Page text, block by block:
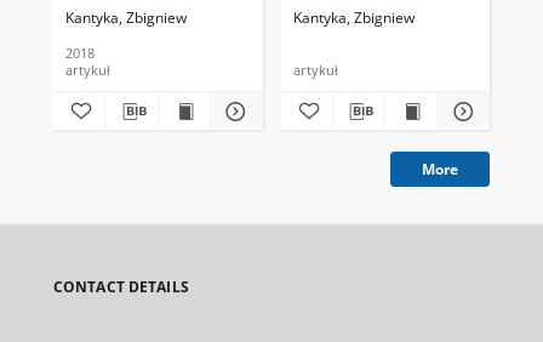
Kantyka, Zbigniew
2018
artykuł
Kantyka, Zbigniew
artykuł
More
CONTACT DETAILS